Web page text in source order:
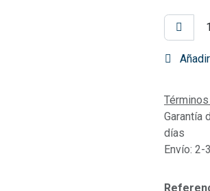
Garantía
días
Envío: 2-